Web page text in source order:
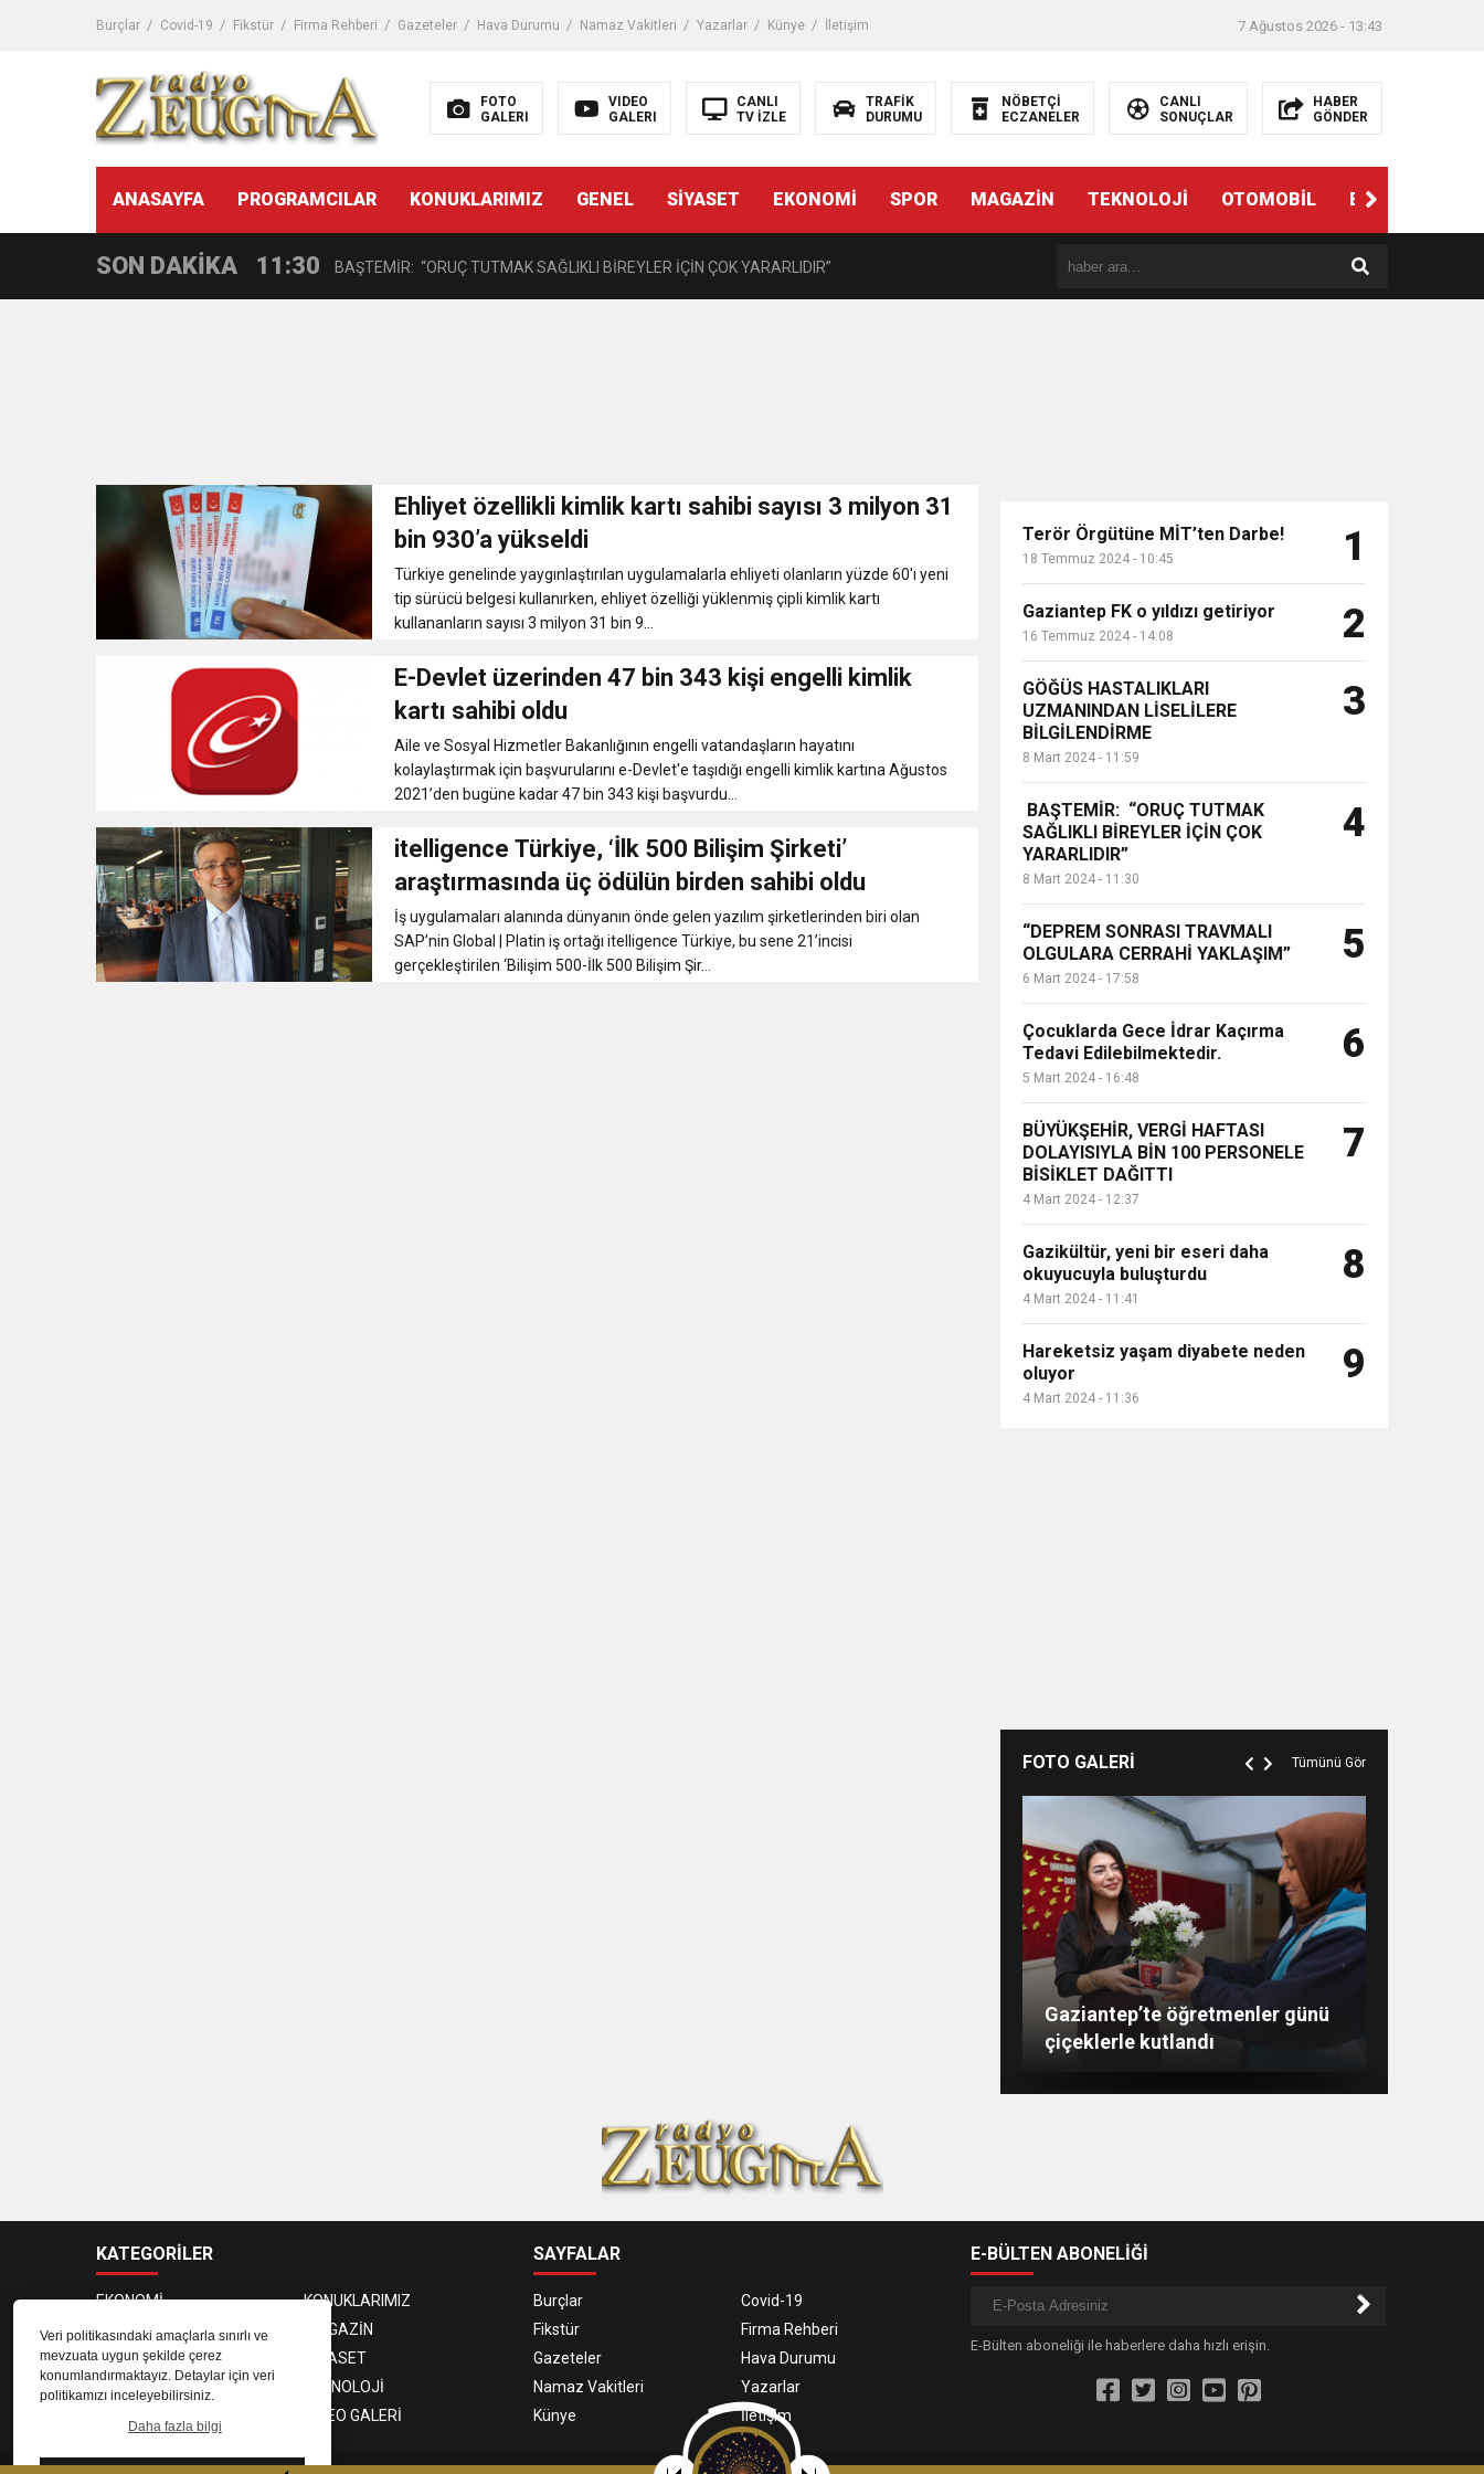
Veri politikasındaki amaçlarla sınırlı ve
mevzuata uygun şekilde çerez
konumlandırmaktayız. Detaylar için veri
politikamızı inceleyebilirsiniz.
Daha fazla bilgi
Burçlar Covid-19 Fikstür Firma Rehberi Gazeteler Hava Durumu Namaz Vakitleri Yazarlar Künye İletişim 7 Ağustos 2026 - 13:43
FOTO
GALERI
VIDEO
GALERI
CANLI
TV İZLE
TRAFİK
DURUMU
NÖBETÇİ
ECZANELER
CANLI
SONUÇLAR
HABER
GÖNDER
ANASAYFA PROGRAMCILAR KONUKLARIMIZ GENEL SİYASET EKONOMİ SPOR MAGAZİN TEKNOLOJİ OTOMOBİL EĞİTİM
SON DAKİKA
14:08 Gaziantep FK o yıldızı getiriyor
11:59 GÖĞÜS HASTALIKLARI UZMANINDAN LİSELİLERE BİLGİLENDİRME
11:30 BAŞTEMİR: “ORUÇ TUTMAK SAĞLIKLI BİREYLER İÇİN ÇOK YARARLIDIR”
11:41 Gazikültür, yeni bir eseri daha okuyucuyla buluşturdu
11:36 Hareketsiz yaşam diyabete neden oluyor
11:32 Dr. Öcük, karın germe estetiği ile ilgili bilgi verdi
10:45
Ehliyet özellikli kimlik kartı sahibi sayısı 3 milyon 31
bin 930’a yükseldi
Türkiye genelinde yaygınlaştırılan uygulamalarla ehliyeti olanların yüzde 60'ı yeni
tip sürücü belgesi kullanırken, ehliyet özelliği yüklenmiş çipli kimlik kartı
kullananların sayısı 3 milyon 31 bin 9...
E-Devlet üzerinden 47 bin 343 kişi engelli kimlik
kartı sahibi oldu
Aile ve Sosyal Hizmetler Bakanlığının engelli vatandaşların hayatını
kolaylaştırmak için başvurularını e-Devlet'e taşıdığı engelli kimlik kartına Ağustos
2021’den bugüne kadar 47 bin 343 kişi başvurdu...
itelligence Türkiye, ‘İlk 500 Bilişim Şirketi’
araştırmasında üç ödülün birden sahibi oldu
İş uygulamaları alanında dünyanın önde gelen yazılım şirketlerinden biri olan
SAP’nin Global | Platin iş ortağı itelligence Türkiye, bu sene 21’incisi
gerçekleştirilen ‘Bilişim 500-İlk 500 Bilişim Şir...
Terör Örgütüne MİT’ten Darbe!
18 Temmuz 2024 - 10:45 1
Gaziantep FK o yıldızı getiriyor
16 Temmuz 2024 - 14:08 2
GÖĞÜS HASTALIKLARI
UZMANINDAN LİSELİLERE
BİLGİLENDİRME
8 Mart 2024 - 11:59
3
BAŞTEMİR: “ORUÇ TUTMAK
SAĞLIKLI BİREYLER İÇİN ÇOK
YARARLIDIR”
8 Mart 2024 - 11:30
4
“DEPREM SONRASI TRAVMALI
OLGULARA CERRAHİ YAKLAŞIM”
6 Mart 2024 - 17:58
5
Çocuklarda Gece İdrar Kaçırma
Tedavi Edilebilmektedir.
5 Mart 2024 - 16:48
6
BÜYÜKŞEHİR, VERGİ HAFTASI
DOLAYISIYLA BİN 100 PERSONELE
BİSİKLET DAĞITTI
4 Mart 2024 - 12:37
7
Gazikültür, yeni bir eseri daha
okuyucuyla buluşturdu
4 Mart 2024 - 11:41
8
Hareketsiz yaşam diyabete neden
oluyor
4 Mart 2024 - 11:36
9
FOTO GALERİ Tümünü Gör
Konukoğlu: Türkiye ekonomisine
11 farklı sektörde değer
katıyoruz
Gaziantep’te öğretmenler günü
çiçeklerle kutlandı
Şahin: “İstikbalimizi
şekillendirecek olan sizlersiniz”
KATEGORİLER
EKONOMİ
KONUKLARIMIZ
PROGRAMCILAR
MAGAZİN
SAĞLIK
SİYASET
SPOR
TEKNOLOJİ
VIDEO GALERİ
SAYFALAR
Burçlar
Covid-19
Fikstür
Firma Rehberi
Gazeteler
Hava Durumu
Namaz Vakitleri
Yazarlar
Künye
İletişim
E-BÜLTEN ABONELİĞİ
E-Bülten aboneliği ile haberlere daha hızlı erişin.